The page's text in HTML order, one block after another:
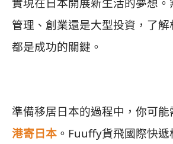
管理、創業還是大型投資，了
都是成功的關鍵。
準備移居日本的過程中，你可
港寄日本 。Fuuffy貨飛國際快